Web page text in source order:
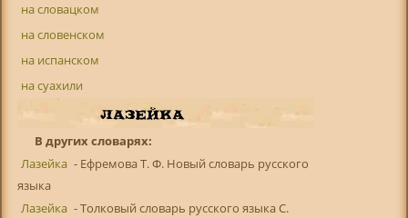
на словацком
на словенском
на испанском
на суахили
В других словарях:
Лазейка - Ефремова Т. Ф. Новый словарь русского
языка
Лазейка - Толковый словарь русского языка С.